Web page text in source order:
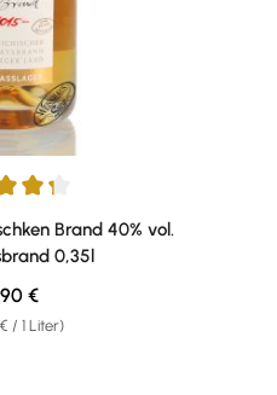
von 4.33 von 5 Sternen
Brand 40% vol.
0,35l
/ 1 Liter)
Preis:
€